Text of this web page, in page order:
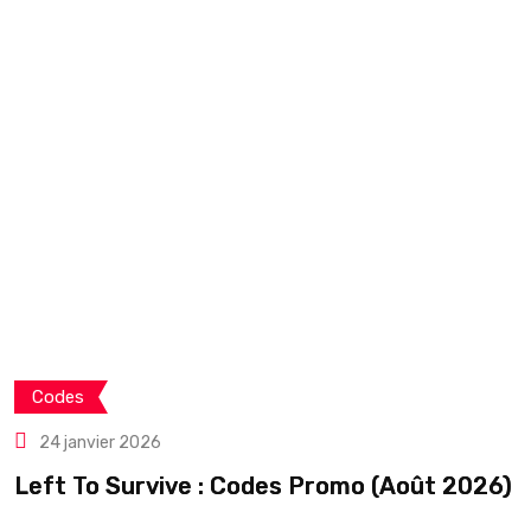
Codes
24 janvier 2026
Left To Survive : Codes Promo (Août 2026)